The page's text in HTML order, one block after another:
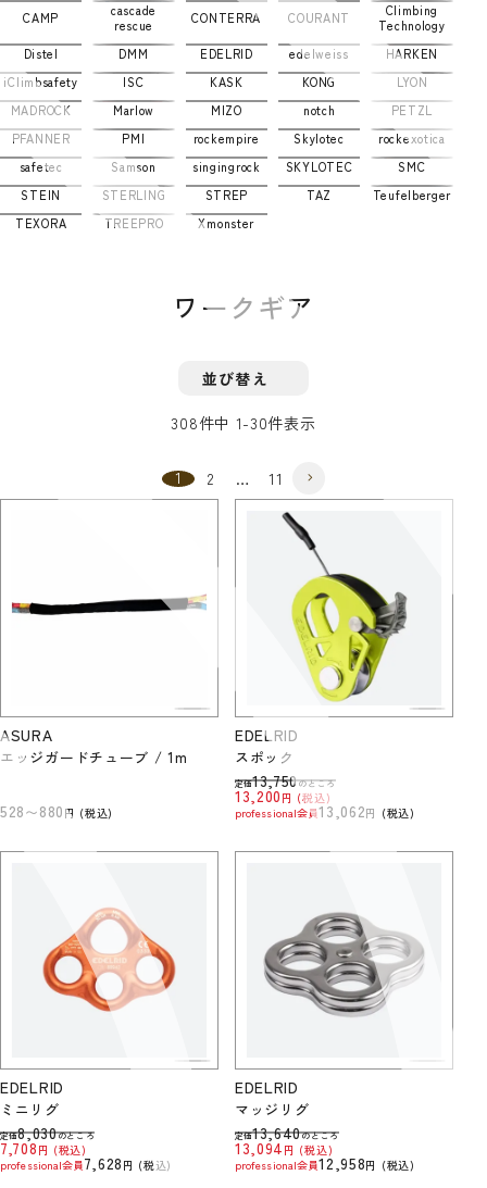
CAMP
cascade
rescue
CONTERRA COURANT
Climbing
Technology
Distel
DMM EDELRID edelweiss
HARKEN
iClimbsafety
ISC KASK KONG
LYON
MADROCK
Marlow MIZO notch
PETZL
PFANNER
PMI rockempire Skylotec
rockexotica
safetec
Samson singingrock SKYLOTEC
SMC
STEIN
STERLING STREP TAZ
Teufelberger
TEXORA
TREEPRO Xmonster
ワークギア
並び替え
308件中 1-30件表示
1 2 … 11
ASURA
エッジガードチューブ / 1m
528〜880 税込
EDELRID
スポック
定価13,750のところ
13,200
税込
professional会員13,062 税込
EDELRID
ミニリグ
定価8,030のところ
7,708
税込
professional会員7,628 税込
EDELRID
マッジリグ
定価13,640のところ
13,094
税込
professional会員12,958 税込